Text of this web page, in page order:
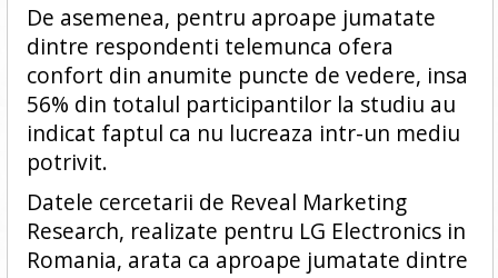
De asemenea, pentru aproape jumatate
dintre respondenti telemunca ofera
confort din anumite puncte de vedere, insa
56% din totalul participantilor la studiu au
indicat faptul ca nu lucreaza intr-un mediu
potrivit.
Datele cercetarii de Reveal Marketing
Research, realizate pentru LG Electronics in
Romania, arata ca aproape jumatate dintre